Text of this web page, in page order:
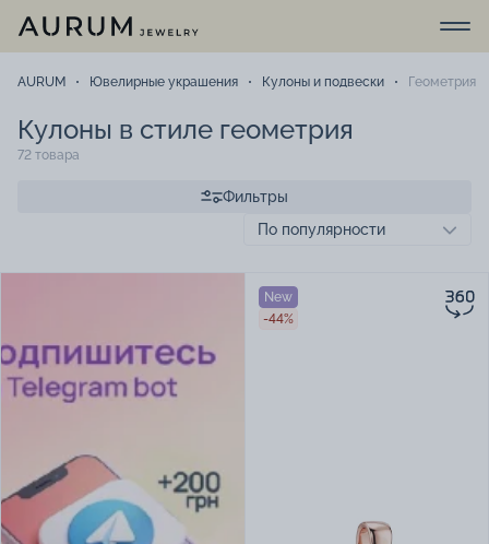
AURUM Ювелирные украшения Кулоны и подвески Геометрия
Кулоны в стиле геометрия
72 товара
Фильтры
New
-44%